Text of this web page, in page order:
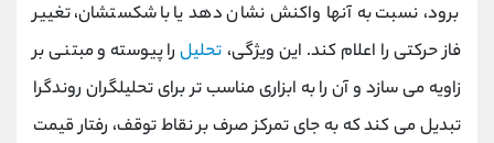
برود، نسبت به آنها واکنش نشان دهد یا با شکستشان، تغییر
فاز حرکتی را اعلام کند. این ویژگی، تحلیلرا پیوسته و مبتنی بر
زاویه می ‌سازد و آن را به ابزاری مناسب ‌تر برای تحلیلگران روندگرا
تبدیل می ‌کند که به جای تمرکز صرف بر نقاط توقف، رفتار قیمت